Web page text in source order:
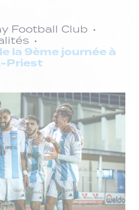
Football Club
la 9ème journée à
Priest